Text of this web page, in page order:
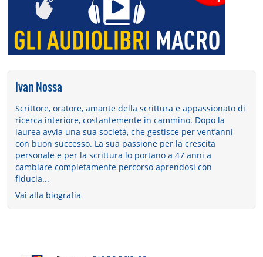
Ivan Nossa
Scrittore, oratore, amante della scrittura e appassionato di
ricerca interiore, costantemente in cammino. Dopo la
laurea avvia una sua società, che gestisce per vent’anni
con buon successo. La sua passione per la crescita
personale e per la scrittura lo portano a 47 anni a
cambiare completamente percorso aprendosi con
fiducia...
Vai alla biografia